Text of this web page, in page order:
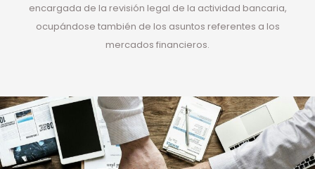
encargada de la revisión legal de la actividad bancaria,
ocupándose también de los asuntos referentes a los
mercados financieros.